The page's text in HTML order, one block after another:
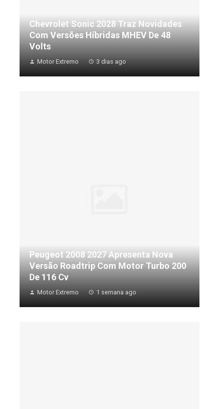
Chevrolet Sonic 2028 Traz Novidades
Com Versões Híbridas MHEV De 48
Volts
Motor Extremo 3 dias ago
Peugeot 2008 2027 Apresenta Nova
Versão Roadtrip Com Motor Turbo 200
De 116 Cv
Motor Extremo 1 semana ago